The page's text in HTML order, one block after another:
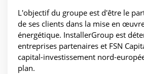
L'objectif du groupe est d'être le
de ses clients dans la mise en
énergétique. InstallerGroup est
entreprises partenaires et FSN
capital-investissement nord-
plan.